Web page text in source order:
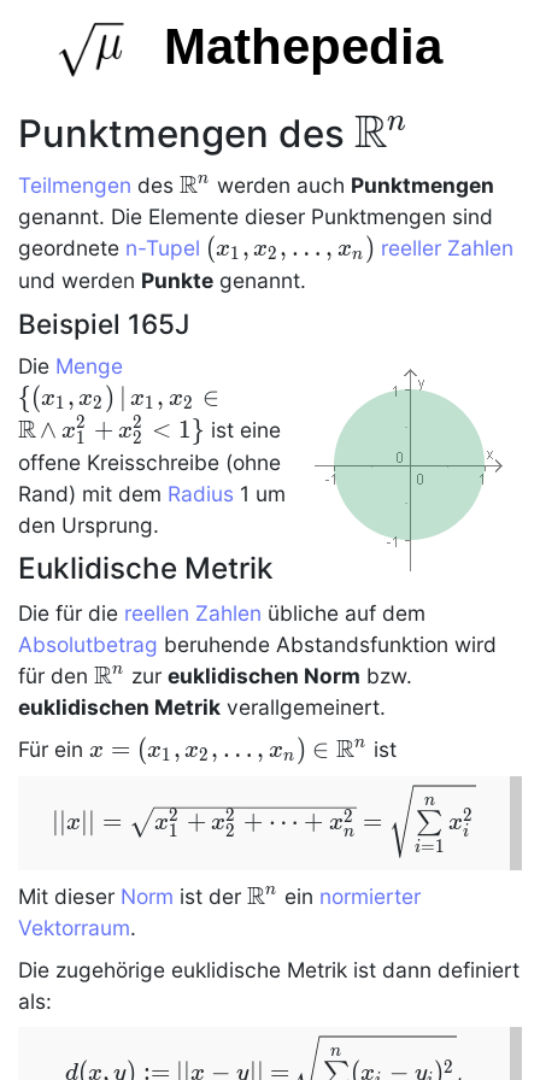
Mathepedia
Punktmengen des \R^n
Rn
Teilmengen des \R^n
Rn werden auch Punktmengen
genannt. Die Elemente dieser Punktmengen sind
geordnete n-Tupel (x_1,x_2,\dots,x_n)
(x1 , x2 , … , xn ) reeller Zahlen
und werden Punkte genannt.
Beispiel 165J
Die Menge
x_1,x_2\in\R \,
\and \,
x_1^2+x_2^2<1\}
{(x1 , x2 ) ∣ x1 , x2 ∈
R∧ x1
2 + x2
2 < 1} ist eine
offene Kreisschreibe (ohne
Rand) mit dem Radius 1 um
den Ursprung.
Euklidische Metrik
Die für die reellen Zahlen übliche auf dem
Absolutbetrag beruhende Abstandsfunktion wird
für den \R^n
Rn zur euklidischen Norm bzw.
euklidischen Metrik verallgemeinert.
Für ein x=
x = (x1 , x2 , … , xn ) ∈ Rn ist
||x||=\sqrt{x_1^2+x_2^2+\dots+x_n^2}
∣x = x1
2 + x2
2 + ⋯ + xn
2 =
i=1
∑
n
xi
2
Mit dieser Norm ist der \Rn
Rn ein normierter
Vektorraum.
Die zugehörige euklidische Metrik ist dann definiert
als:
d(x, y) := ∣x − y∣ = ∑
n
(x − y )2 ,